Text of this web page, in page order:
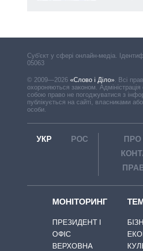
Cуб'єкт у сфері онлайн-медіа.
05063
© 2009—2026 «Слово і Діло». Всі
охороняються законом.
собою право не погоджуватися з
публікується на сайті, власниками або
особи.
УКР РОС
ПРО
МОНІТОРИНГ
ПРЕЗИДЕНТ І
ОФІС
ВЕРХОВНА